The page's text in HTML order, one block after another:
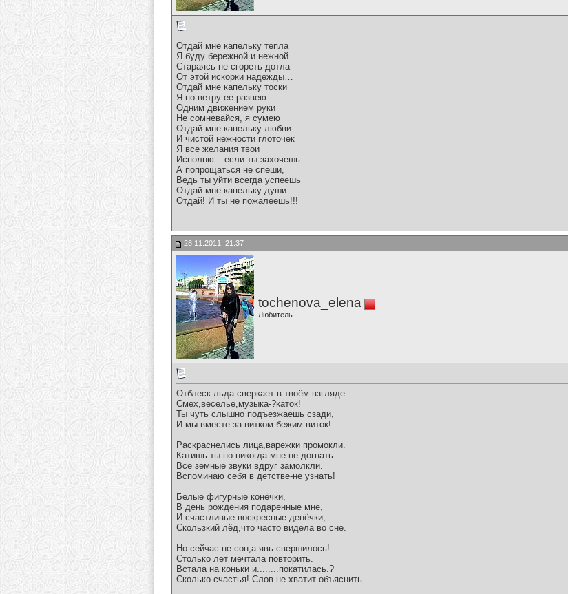
Отдай мне капельку тепла
Я буду бережной и нежной
Стараясь не сгореть дотла
От этой искорки надежды…
Отдай мне капельку тоски
Я по ветру ее развею
Одним движением руки
Не сомневайся, я сумею
Отдай мне капельку любви
И чистой нежности глоточек
Я все желания твои
Исполню – если ты захочешь
А попрощаться не спеши,
Ведь ты уйти всегда успеешь
Отдай мне капельку души.
Отдай! И ты не пожалеешь!!!
28.11.2011, 21:37
tochenova_elena
Любитель
Отблеск льда сверкает в твоём взгляде.
Смех,веселье,музыка-?каток!
Ты чуть слышно подъезжаешь сзади,
И мы вместе за витком бежим виток!
Раскраснелись лица,варежки промокли.
Катишь ты-но никогда мне не догнать.
Все земные звуки вдруг замолкли.
Вспоминаю себя в детстве-не узнать!
Белые фигурные конёчки,
В день рождения подаренные мне,
И счастливые воскресные денёчки,
Скользкий лёд,что часто видела во сне.
Но сейчас не сон,а явь-свершилось!
Столько лет мечтала повторить.
Встала на коньки и........покатилась.?
Сколько счастья! Слов не хватит объяснить.